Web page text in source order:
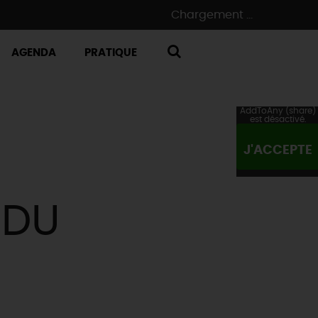
Chargement ...
AGENDA PRATIQUE
AddToAny (share)
est désactivé.
J'ACCEPTE